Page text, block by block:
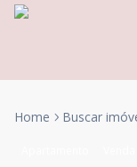
Home Buscar